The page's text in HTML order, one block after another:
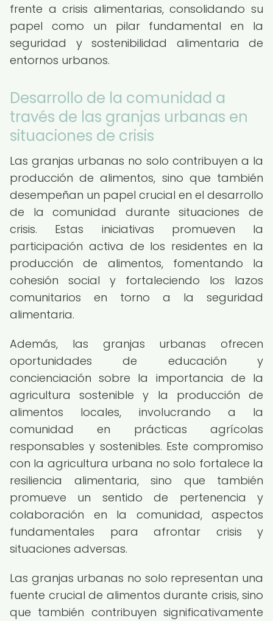
frente a crisis alimentarias, consolidando su
papel como un pilar fundamental en la
seguridad y sostenibilidad alimentaria de
entornos urbanos.
Desarrollo de la comunidad a
través de las granjas urbanas en
situaciones de crisis
Las granjas urbanas no solo contribuyen a la
producción de alimentos, sino que también
desempeñan un papel crucial en el desarrollo
de la comunidad durante situaciones de
crisis. Estas iniciativas promueven la
participación activa de los residentes en la
producción de alimentos, fomentando la
cohesión social y fortaleciendo los lazos
comunitarios en torno a la seguridad
alimentaria.
Además, las granjas urbanas ofrecen
oportunidades de educación y
concienciación sobre la importancia de la
agricultura sostenible y la producción de
alimentos locales, involucrando a la
comunidad en prácticas agrícolas
responsables y sostenibles. Este compromiso
con la agricultura urbana no solo fortalece la
resiliencia alimentaria, sino que también
promueve un sentido de pertenencia y
colaboración en la comunidad, aspectos
fundamentales para afrontar crisis y
situaciones adversas.
Las granjas urbanas no solo representan una
fuente crucial de alimentos durante crisis, sino
que también contribuyen significativamente